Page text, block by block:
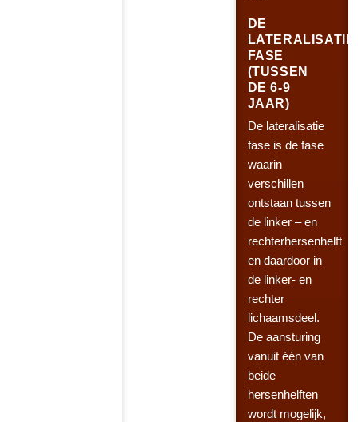
DE
LATERALISATIE
FASE
(TUSSEN
DE 6-9
JAAR)
De lateralisatie
fase is de fase
waarin
verschillen
ontstaan tussen
de linker – en
rechterhersenhelft
en daardoor in
de linker- en
rechter
lichaamsdeel.
De aansturing
vanuit één van
beide
hersenhelften
wordt mogelijk,